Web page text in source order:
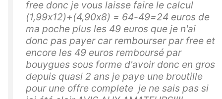
free donc je vous laisse faire le calcul
(1,99x12)+(4,90x8) = 64-49=24 euros de
ma poche plus les 49 euros que je n'ai
donc pas payer car rembourser par free et
encore les 49 euros remboursé par
bouygues sous forme d'avoir donc en gros
depuis quasi 2 ans je paye une broutille
pour une offre complete je ne sais pas si